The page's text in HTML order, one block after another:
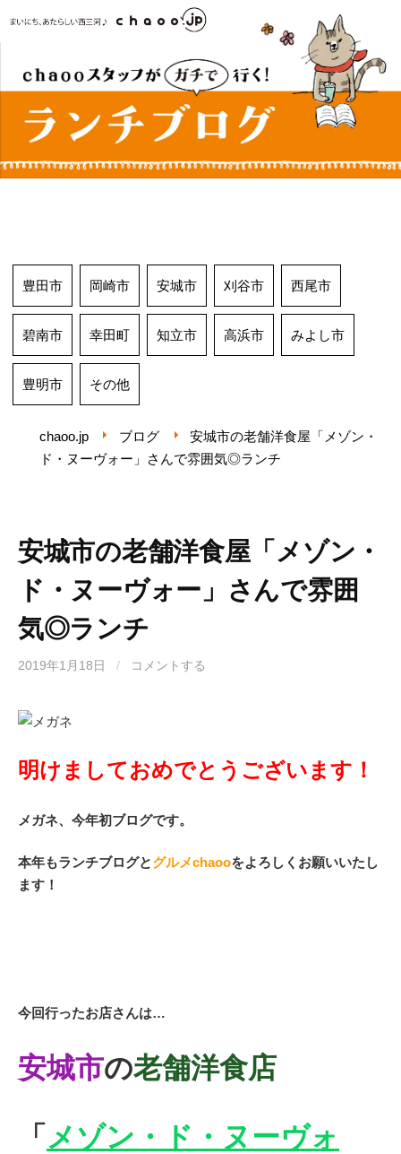
キ
豊田市 岡崎市 安城市 刈谷市 西尾市
碧南市 幸田町 知立市 高浜市 みよし市
豊明市 その他
chaoo.jp ブログ
安城市の老舗洋食屋「メゾン・
ド・ヌーヴォー」さんで雰囲気◎ランチ
安城市の老舗洋食屋「メゾン・
ド・ヌーヴォー」さんで雰囲
気◎ランチ
2019年1月18日 / コメントする
明けましておめでとうございます！
メガネ、今年初ブログです。
本年もランチブログとグルメchaooをよろしくお願いいたし
ます！
今回行ったお店さんは…
安城市の老舗洋食店
「 メゾン・ド・ヌーヴォ